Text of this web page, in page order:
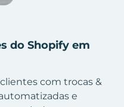
do Shopify em
com trocas &
e